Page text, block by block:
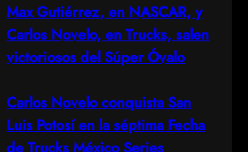
Max Gutiérrez, en NASCAR, y
Carlos Novelo, en Trucks, salen
victoriosos del Súper Óvalo
Carlos Novelo conquista San
Luis Potosí en la séptima Fecha
de Trucks México Series